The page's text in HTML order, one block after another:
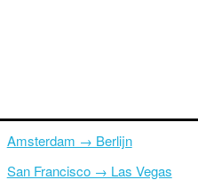
Amsterdam → Berlijn
San Francisco → Las Vegas